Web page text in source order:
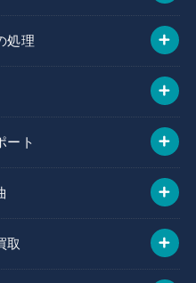
処理
ート
取